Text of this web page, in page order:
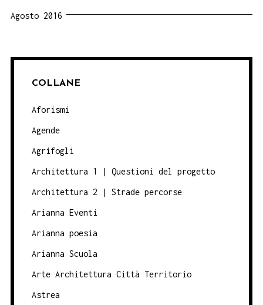
Agosto 2016
COLLANE
Aforismi
Agende
Agrifogli
Architettura 1 | Questioni del progetto
Architettura 2 | Strade percorse
Arianna Eventi
Arianna poesia
Arianna Scuola
Arte Architettura Città Territorio
Astrea